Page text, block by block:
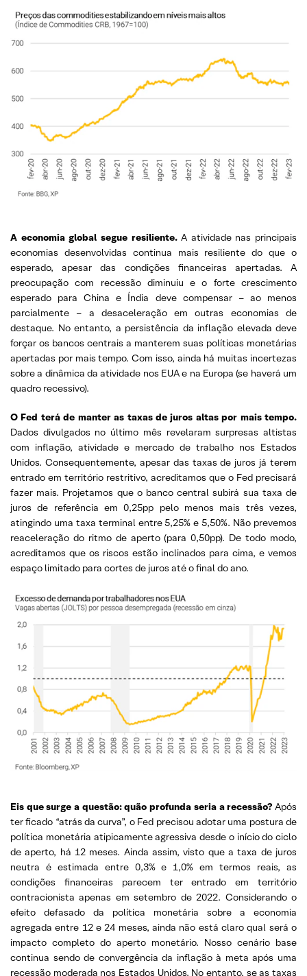
A economia global segue resiliente.A atividade nas principais
economias desenvolvidas continua mais resiliente do que o
esperado, apesar das condições financeiras apertadas. A
preocupação com recessão diminuiu e o forte crescimento
esperado para China e Índia deve compensar – ao menos
parcialmente – a desaceleração em outras economias de
destaque. No entanto, a persistência da inflação elevada deve
forçar os bancos centrais a manterem suas políticas monetárias
apertadas por mais tempo. Com isso, ainda há muitas incertezas
sobre a dinâmica da atividade nos EUA e na Europa (se haverá um
quadro recessivo).
O Fed terá de manter as taxas de juros altas por mais tempo.
Dados divulgados no último mês revelaram surpresas altistas
com inflação, atividade e mercado de trabalho nos Estados
Unidos. Consequentemente, apesar das taxas de juros já terem
entrado em território restritivo, acreditamos que o Fed precisará
fazer mais. Projetamos que o banco central subirá sua taxa de
juros de referência em 0,25pp pelo menos mais três vezes,
atingindo uma taxa terminal entre 5,25% e 5,50%. Não prevemos
reaceleração do ritmo de aperto (para 0,50pp). De todo modo,
acreditamos que os riscos estão inclinados para cima, e vemos
espaço limitado para cortes de juros até o final do ano.
Eis que surge a questão: quão profunda seria a recessão? Após
ter ficado “atrás da curva”, o Fed precisou adotar uma postura de
política monetária atipicamente agressiva desde o início do ciclo
de aperto, há 12 meses. Ainda assim, visto que a taxa de juros
neutra é estimada entre 0,3% e 1,0% em termos reais, as
condições financeiras parecem ter entrado em território
contracionista apenas em setembro de 2022. Considerando o
efeito defasado da política monetária sobre a economia
agregada entre 12 e 24 meses, ainda não está claro qual será o
impacto completo do aperto monetário. Nosso cenário base
continua sendo de convergência da inflação à meta após uma
recessão moderada nos Estados Unidos. No entanto, se as taxas